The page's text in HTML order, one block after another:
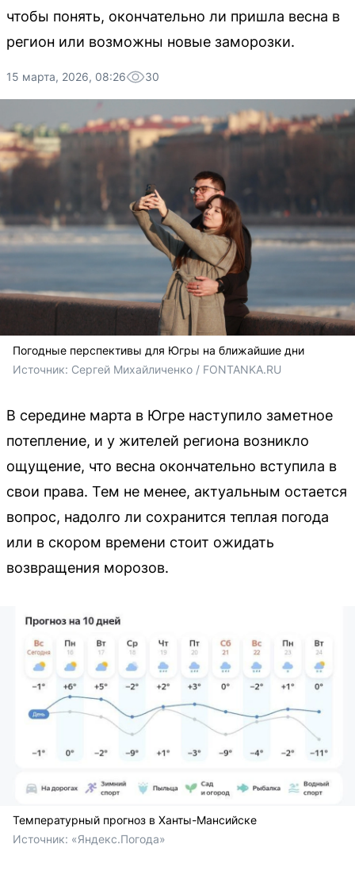
чтобы понять, окончательно ли пришла весна в
регион или возможны новые заморозки.
15 марта, 2026, 08:26 30
Погодные перспективы для Югры на ближайшие дни
Источник: Сергей Михайличенко / FONTANKA.RU
В середине марта в Югре наступило заметное
потепление, и у жителей региона возникло
ощущение, что весна окончательно вступила в
свои права. Тем не менее, актуальным остается
вопрос, надолго ли сохранится теплая погода
или в скором времени стоит ожидать
возвращения морозов.
Температурный прогноз в Ханты-Мансийске
Источник: «Яндекс.Погода»